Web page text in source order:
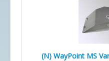
(N) WayPoint MS